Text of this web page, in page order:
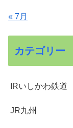
« 7月
カテゴリー
IRいしかわ鉄道
JR九州